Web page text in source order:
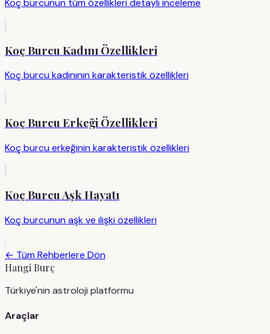
Koç burcunun tüm özellikleri detaylı inceleme
Koç Burcu Kadını Özellikleri
Koç burcu kadınının karakteristik özellikleri
Koç Burcu Erkeği Özellikleri
Koç burcu erkeğinin karakteristik özellikleri
Koç Burcu Aşk Hayatı
Koç burcunun aşk ve ilişki özellikleri
← Tüm Rehberlere Dön
Hangi Burç
Türkiye'nin astroloji platformu
Araçlar